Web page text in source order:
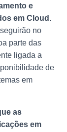
e
em Cloud.
no
parte das
ligada a
de
em
as
em